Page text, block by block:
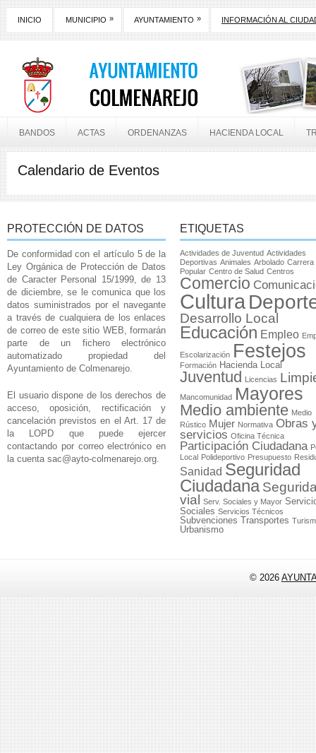
INICIO MUNICIPIO » AYUNTAMIENTO » INFORMACIÓN AL
BANDOS ACTAS ORDENANZAS HACIENDA LOCAL
Calendario de Eventos
PROTECCIÓN DE DATOS
De conformidad con el artículo 5 de la
Ley Orgánica de Protección de Datos
de Caracter Personal 15/1999, de 13
de diciembre, se le comunica que los
datos suministrados por el navegante
a través de cualquiera de los enlaces
de correo de este sitio WEB, formarán
parte de un fichero electrónico
automatizado propiedad del
Ayuntamiento de Colmenarejo.
El usuario dispone de los derechos de
acceso, oposición, rectificación y
cancelación previstos en el Art. 17 de
la LOPD que puede ejercer
contactando por correo electrónico en
la cuenta sac@ayto-colmenarejo.org.
ETIQUETAS
Actividades de Juventud Actividades
Deportivas Animales Arbolado Carrera
Popular Centro de Salud Centros
Comercio
Cultura
Desarrollo Local
Educación Empleo
Escolarización Festejos
Formación Hacienda Local
Juventud Licencias
Mancomunidad Mayores
Medio ambiente Medio
Rústico Mujer Normativa Obras
servicios Oficina Técnica
Participación Ciudadana
Local Polideportivo Presupuesto
Sanidad Seguridad
Ciudadana
vial
Serv. Sociales y Mayor
Sociales Servicios Técnicos
Subvenciones Transportes
Urbanismo
© 2026